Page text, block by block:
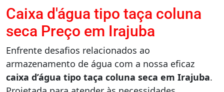
Caixa d'água tipo taça coluna
seca Preço em Irajuba
Enfrente desafios relacionados ao
armazenamento de água com a nossa eficaz
caixa d’água tipo taça coluna seca em Irajuba.